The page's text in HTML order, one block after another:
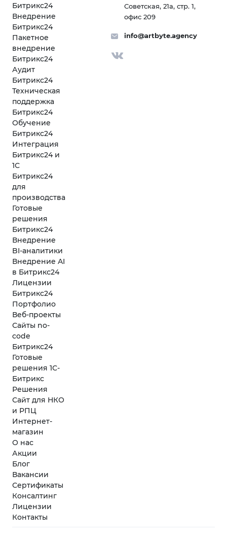
Битрикс24
Внедрение
Битрикс24
Пакетное
внедрение
Битрикс24
Аудит
Битрикс24
Техническая
поддержка
Битрикс24
Обучение
Битрикс24
Интеграция
Битрикс24 и
1С
Битрикс24
для
производства
Готовые
решения
Битрикс24
Внедрение
BI-аналитики
Внедрение AI
в Битрикс24
Лицензии
Битрикс24
Портфолио
Веб-проекты
Сайты no-
code
Битрикс24
Готовые
решения 1С-
Битрикс
Решения
Сайт для НКО
и РПЦ
Интернет-
магазин
О нас
Акции
Блог
Вакансии
Сертификаты
Консалтинг
Лицензии
Контакты
Советская, 21а, стр. 1,
офис 209
info@artbyte.agency